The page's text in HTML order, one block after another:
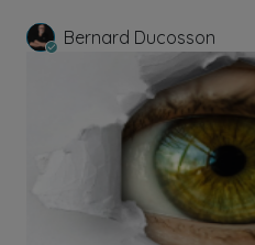
Bernard Ducosson